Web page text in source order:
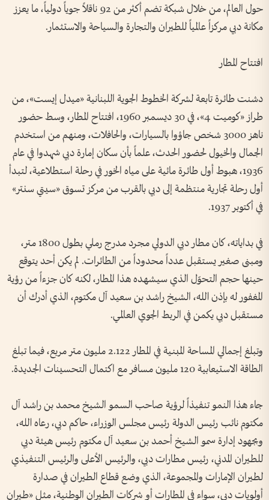
حول العالم، من خلال شبكة تضم أكثر من 92 ناقلاً جوياً دولياً، ما يعزز
مكانة دبي مركزاً عالمياً للطيران والتجارة والسياحة والاستثمار.
افتتاح المطار
دشنت طائرة تابعة لشركة الخطوط الجوية اللبنانية «ميدل إيست»، من
طراز «كوميت 4»، في 30 ديسمبر 1960، افتتاح المطار، وسط حضور
ناهز 3000 شخص جاؤوا بالسيارات، والحافلات، ومنهم من استخدم
الجمال والخيول لحضور الحدث، علماً بأن سكان إمارة دبي شهدوا في عام
1936، هبوط أول طائرة مائية على مياه الخور في رحلة استطلاعية، لتبدأ
أول رحلة تجارية منتظمة إلى دبي بالقرب من مركز تسوق «سيتي سنتر»
في أكتوبر 1937.
في بداياته، كان مطار دبي الدولي مجرد مدرج رملي بطول 1800 متر،
ومبنى صغير يستقبل عدداً محدوداً من الطائرات. لم يكن أحد يتوقع
حينها حجم التحوّل الذي سيشهده هذا المطار، لكنه كان جزءاً من رؤية
المغفور له بإذن الله، الشيخ راشد بن سعيد آل مكتوم، الذي أدرك أن
مستقبل دبي يكمن في الربط الجوي العالمي.
وتبلغ إجمالي المساحة المبنية في المطار 2.122 مليون متر مربع، فيما تبلغ
الطاقة الاستيعابية 120 مليون مسافر مع اكتمال التحسينات الجديدة.
جاء هذا النمو تنفيذاً لرؤية صاحب السمو الشيخ محمد بن راشد آل
مكتوم نائب رئيس الدولة رئيس مجلس الوزراء، حاكم دبي، رعاه الله،
وبجهود إدارة سمو الشيخ أحمد بن سعيد آل مكتوم رئيس هيئة دبي
للطيران المدني، رئيس مطارات دبي، والرئيس الأعلى والرئيس التنفيذي
لطيران الإمارات والمجموعة، الذي وضع قطاع الطيران في صدارة
أولويات دبي، سواء في المطارات أو شركات الطيران الوطنية، مثل «طيران